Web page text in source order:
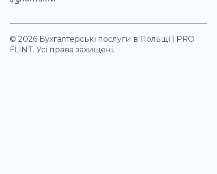
© 2026 Бухгалтерські послуги в Польщі | PRO
FLINT. Усі права захищені.